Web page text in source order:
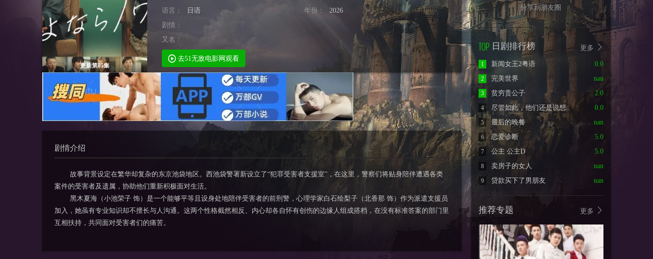
更新第05集
语言：
日语 年份：
2026
剧情：
又名：
去51无敌电影网观看
剧情介绍
故事背景设定在繁华却复杂的东京池袋地区。西池袋警署新设立了“犯罪受害者支援室”，在这里，警察们将贴身陪伴遭遇各类
案件的受害者及遗属，协助他们重新积极面对生活。
黑木夏海（小池荣子 饰）是一个能够平等且设身处地陪伴受害者的前刑警，心理学家白石绘梨子（北香那 饰）作为派遣支援员
加入，她虽有专业知识却不擅长与人沟通。这两个性格截然相反、内心却各自怀有创伤的边缘人组成搭档，在没有标准答案的部门里
互相扶持，共同面对受害者们的痛苦。
分享到朋友圈
更多
日剧排行榜
0.0
1
新闻女王2粤语
nan
2
完美世界
2.0
3
贫穷贵公子
0.0
4
尽管如此，他们还是说想..
nan
5
最后的晚餐
5.0
6
恋爱诊断
5.0
7
公主 公主D
nan
8
卖房子的女人
nan
9 贷款买下了男朋友
更多
推荐专题